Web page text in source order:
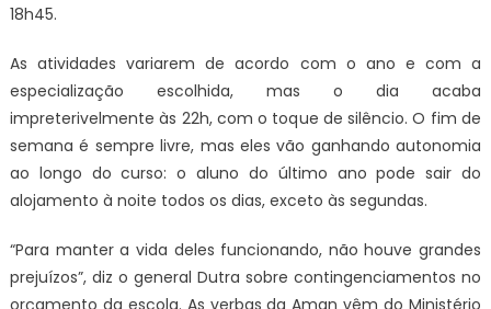
18h45.
As atividades variarem de acordo com o ano e com a
especialização escolhida, mas o dia acaba
impreterivelmente às 22h, com o toque de silêncio. O fim de
semana é sempre livre, mas eles vão ganhando autonomia
ao longo do curso: o aluno do último ano pode sair do
alojamento à noite todos os dias, exceto às segundas.
“Para manter a vida deles funcionando, não houve grandes
prejuízos”, diz o general Dutra sobre contingenciamentos no